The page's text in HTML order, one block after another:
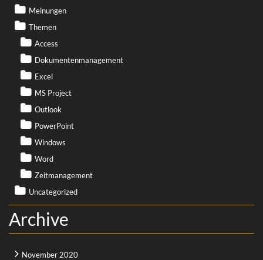
Meinungen
Themen
Access
Dokumentenmanagement
Excel
MS Project
Outlook
PowerPoint
Windows
Word
Zeitmanagement
Uncategorized
Archive
November 2020